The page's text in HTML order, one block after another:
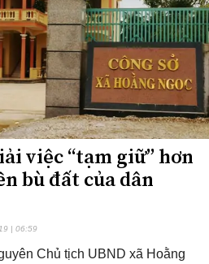
việc “tạm giữ” hơn
bù đất của dân
| 06:59
Chủ tịch UBND xã Hoằng